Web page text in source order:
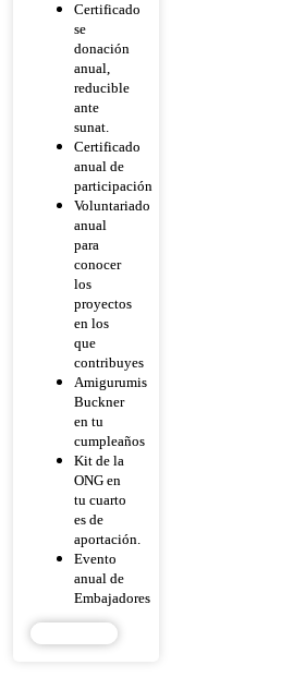
Certificado
se
donación
anual,
reducible
ante
sunat.
Certificado
anual de
participación
Voluntariado
anual
para
conocer
los
proyectos
en los
que
contribuyes
Amigurumis
Buckner
en tu
cumpleaños
Kit de la
ONG en
tu cuarto
es de
aportación.
Evento
anual de
Embajadores
DONAR